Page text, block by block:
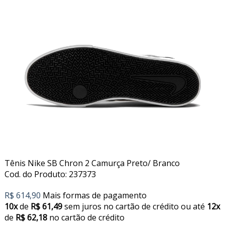
Tênis Nike SB Chron 2 Camurça Preto/ Branco
Cod. do Produto: 237373
R$ 614,90 Mais formas de pagamento
10xde R$ 61,49sem juros no cartão de crédito ou até 12x
de R$ 62,18no cartão de crédito